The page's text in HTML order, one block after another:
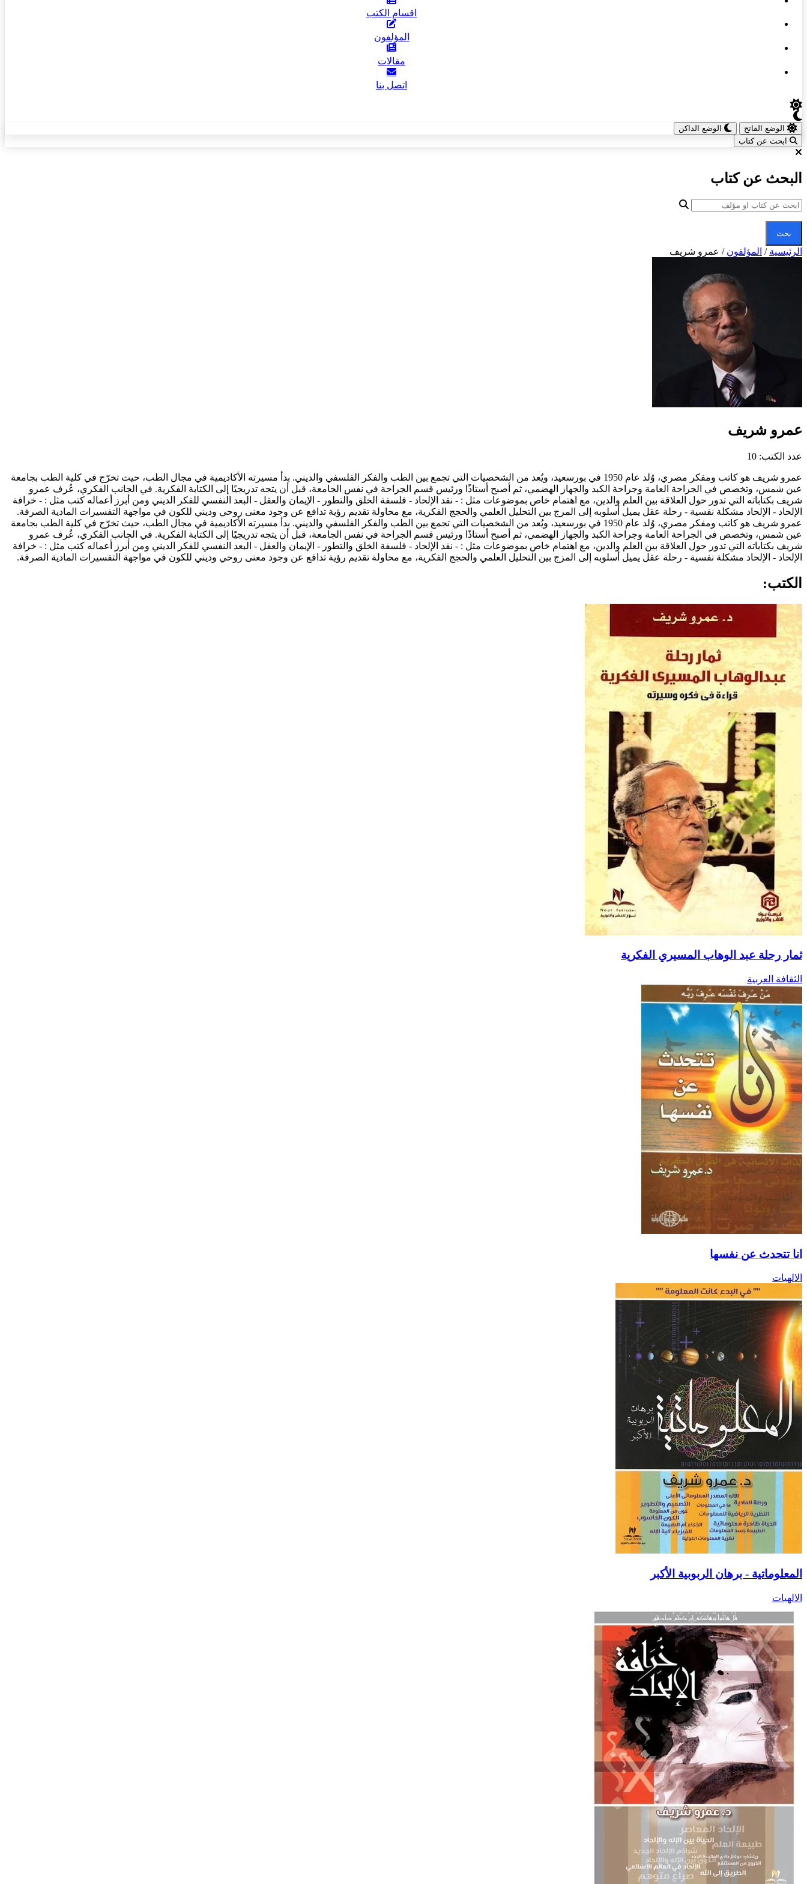
اقسام الكتب
المؤلفون
مقالات
اتصل بنا
الوضع الفاتح
الوضع الداكن
ابحث عن كتاب
البحث عن كتاب
بحث
الرئيسية / المؤلفون / عمرو شريف
عمرو شريف
عدد الكتب: 10
عمرو شريف هو كاتب ومفكر مصري، وُلد عام 1950 في بورسعيد، ويُعد من الشخصيات التي تجمع بين الطب والفكر الفلسفي والديني. بدأ مسيرته الأكاديمية في مجال الطب، حيث تخرّج في كلية الطب بجامعة
عين شمس، وتخصص في الجراحة العامة وجراحة الكبد والجهاز الهضمي، ثم أصبح أستاذًا ورئيس قسم الجراحة في نفس الجامعة، قبل أن يتجه تدريجيًا إلى الكتابة الفكرية. في الجانب الفكري، عُرف عمرو
شريف بكتاباته التي تدور حول العلاقة بين العلم والدين، مع اهتمام خاص بموضوعات مثل : - نقد الإلحاد - فلسفة الخلق والتطور - الإيمان والعقل - البعد النفسي للفكر الديني ومن أبرز أعماله كتب مثل : - خرافة
الإلحاد - الإلحاد مشكلة نفسية - رحلة عقل يميل أسلوبه إلى المزج بين التحليل العلمي والحجج الفكرية، مع محاولة تقديم رؤية تدافع عن وجود معنى روحي وديني للكون في مواجهة التفسيرات المادية الصرفة.
عمرو شريف هو كاتب ومفكر مصري، وُلد عام 1950 في بورسعيد، ويُعد من الشخصيات التي تجمع بين الطب والفكر الفلسفي والديني. بدأ مسيرته الأكاديمية في مجال الطب، حيث تخرّج في كلية الطب بجامعة
عين شمس، وتخصص في الجراحة العامة وجراحة الكبد والجهاز الهضمي، ثم أصبح أستاذًا ورئيس قسم الجراحة في نفس الجامعة، قبل أن يتجه تدريجيًا إلى الكتابة الفكرية. في الجانب الفكري، عُرف عمرو
شريف بكتاباته التي تدور حول العلاقة بين العلم والدين، مع اهتمام خاص بموضوعات مثل : - نقد الإلحاد - فلسفة الخلق والتطور - الإيمان والعقل - البعد النفسي للفكر الديني ومن أبرز أعماله كتب مثل : - خرافة
الإلحاد - الإلحاد مشكلة نفسية - رحلة عقل يميل أسلوبه إلى المزج بين التحليل العلمي والحجج الفكرية، مع محاولة تقديم رؤية تدافع عن وجود معنى روحي وديني للكون في مواجهة التفسيرات المادية الصرفة.
الكتب:
ثمار رحلة عبد الوهاب المسيري الفكرية
الثقافة العربية
انا تتحدث عن نفسها
الالهيات
المعلوماتية - برهان الربوبية الأكبر
الالهيات